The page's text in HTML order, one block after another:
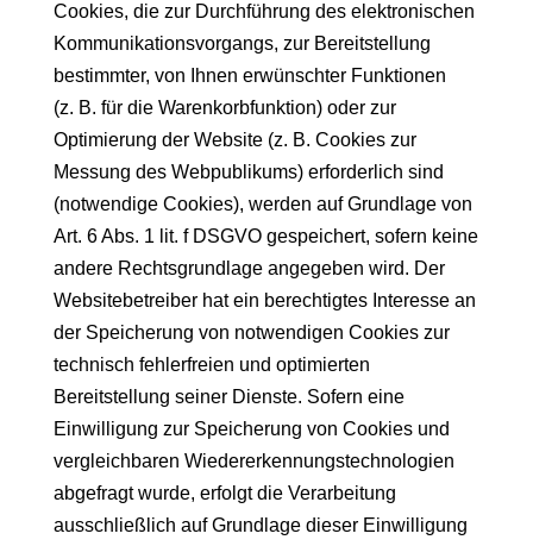
Cookies, die zur Durchführung des elektronischen
Kommunikationsvorgangs, zur Bereitstellung
bestimmter, von Ihnen erwünschter Funktionen
(z. B. für die Warenkorbfunktion) oder zur
Optimierung der Website (z. B. Cookies zur
Messung des Webpublikums) erforderlich sind
(notwendige Cookies), werden auf Grundlage von
Art. 6 Abs. 1 lit. f DSGVO gespeichert, sofern keine
andere Rechtsgrundlage angegeben wird. Der
Websitebetreiber hat ein berechtigtes Interesse an
der Speicherung von notwendigen Cookies zur
technisch fehlerfreien und optimierten
Bereitstellung seiner Dienste. Sofern eine
Einwilligung zur Speicherung von Cookies und
vergleichbaren Wiedererkennungstechnologien
abgefragt wurde, erfolgt die Verarbeitung
ausschließlich auf Grundlage dieser Einwilligung